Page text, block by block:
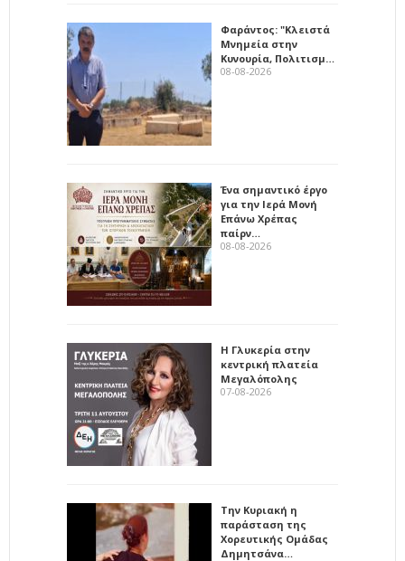
Φαράντος: "Κλειστά
Μνημεία στην
Κυνουρία, Πολιτισμ…
08-08-2026
Ένα σημαντικό έργο
για την Ιερά Μονή
Επάνω Χρέπας
παίρν…
08-08-2026
Η Γλυκερία στην
κεντρική πλατεία
Μεγαλόπολης
07-08-2026
Την Κυριακή η
παράσταση της
Χορευτικής Ομάδας
Δημητσάνα…